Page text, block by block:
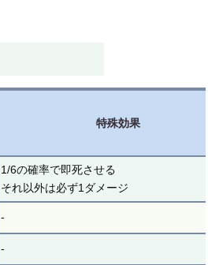
特殊効果
1/6の確率で即死させる
それ以外は必ず1ダメージ
-
-